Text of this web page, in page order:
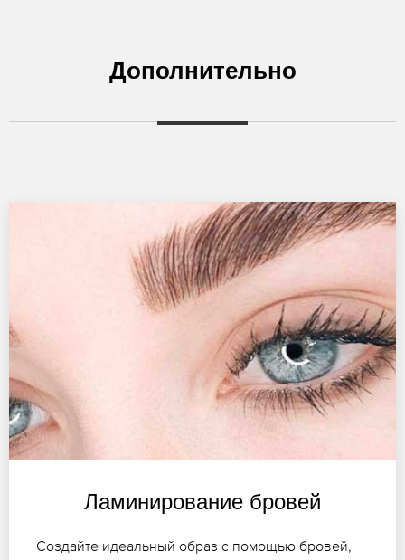
Дополнительно
Ламинирование бровей
Создайте идеальный образ с помощью бровей,